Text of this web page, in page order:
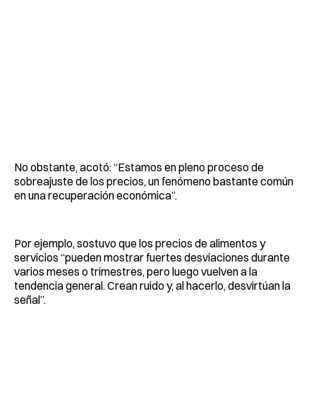
No obstante, acotó: “Estamos en pleno proceso de
sobreajuste de los precios, un fenómeno bastante común
en una recuperación económica”.
Por ejemplo, sostuvo que los precios de alimentos y
servicios “pueden mostrar fuertes desviaciones durante
varios meses o trimestres, pero luego vuelven a la
tendencia general. Crean ruido y, al hacerlo, desvirtúan la
señal”.